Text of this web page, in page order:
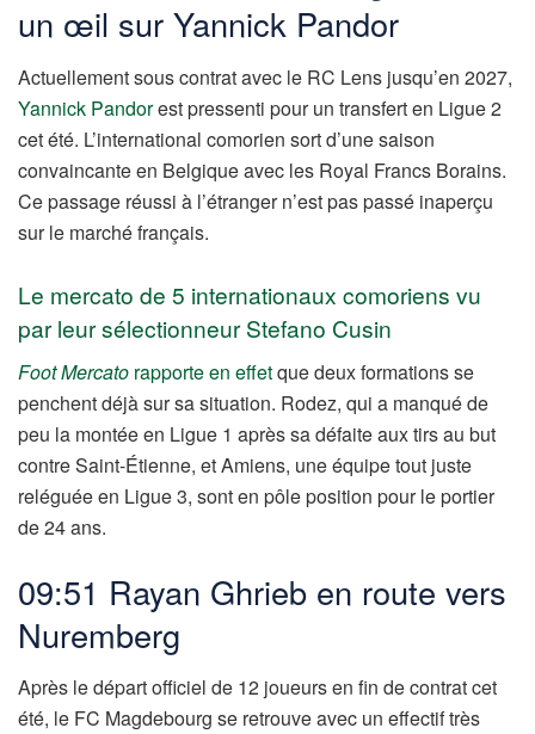
un œil sur Yannick Pandor
Actuellement sous contrat avec le RC Lens jusqu’en 2027,
Yannick Pandorest pressenti pour un transfert en Ligue 2
cet été. L’international comorien sort d’une saison
convaincante en Belgique avec les Royal Francs Borains.
Ce passage réussi à l’étranger n’est pas passé inaperçu
sur le marché français.
Le mercato de 5 internationaux comoriens vu
par leur sélectionneur Stefano Cusin
Foot Mercato rapporte en effetque deux formations se
penchent déjà sur sa situation. Rodez, qui a manqué de
peu la montée en Ligue 1 après sa défaite aux tirs au but
contre Saint-Étienne, et Amiens, une équipe tout juste
reléguée en Ligue 3, sont en pôle position pour le portier
de 24 ans.
09:51 Rayan Ghrieb en route vers
Nuremberg
Après le départ officiel de 12 joueurs en fin de contrat cet
été, le FC Magdebourg se retrouve avec un effectif très